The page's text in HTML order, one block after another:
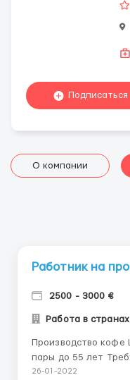
Подписаться
О компании
Работник на
2500 - 3000 €
Работа в
Производство кофе Lavazza
пары до 55 лет Требуются работники на завод по
производству кофе «Lavazza»
26-01-2022